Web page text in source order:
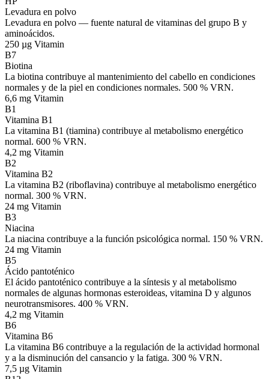
Levadura en polvo
Levadura en polvo — fuente natural de vitaminas del grupo B y
aminoácidos.
250 µg Vitamin
B7
Biotina
La biotina contribuye al mantenimiento del cabello en condiciones
normales y de la piel en condiciones normales. 500 % VRN.
6,6 mg Vitamin
B1
Vitamina B1
La vitamina B1 (tiamina) contribuye al metabolismo energético
normal. 600 % VRN.
4,2 mg Vitamin
B2
Vitamina B2
La vitamina B2 (riboflavina) contribuye al metabolismo energético
normal. 300 % VRN.
24 mg Vitamin
B3
Niacina
La niacina contribuye a la función psicológica normal. 150 % VRN.
24 mg Vitamin
B5
Ácido pantoténico
El ácido pantoténico contribuye a la síntesis y al metabolismo
normales de algunas hormonas esteroideas, vitamina D y algunos
neurotransmisores. 400 % VRN.
4,2 mg Vitamin
B6
Vitamina B6
La vitamina B6 contribuye a la regulación de la actividad hormonal
y a la disminución del cansancio y la fatiga. 300 % VRN.
7,5 µg Vitamin